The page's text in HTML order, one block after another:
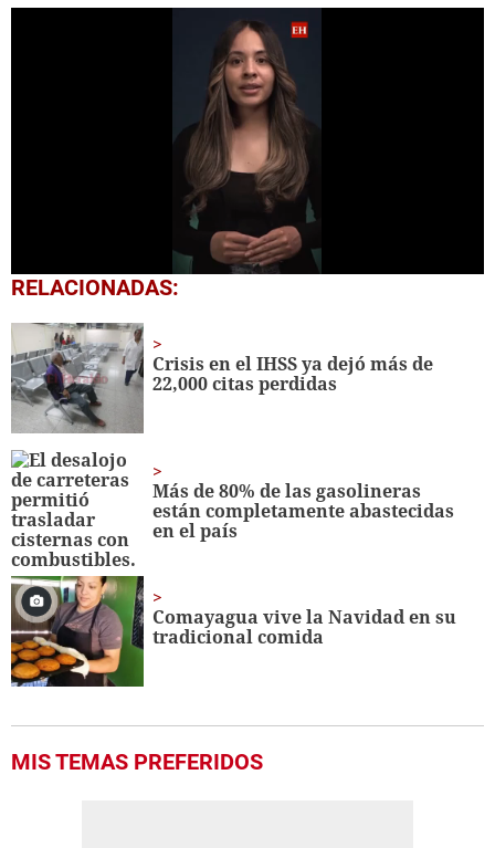
0
seconds
57
seconds
RELACIONADAS:
Crisis en el IHSS ya dejó más de
22,000 citas perdidas
Más de 80% de las gasolineras
están completamente abastecidas
en el país
Comayagua vive la Navidad en su
tradicional comida
MIS TEMAS PREFERIDOS